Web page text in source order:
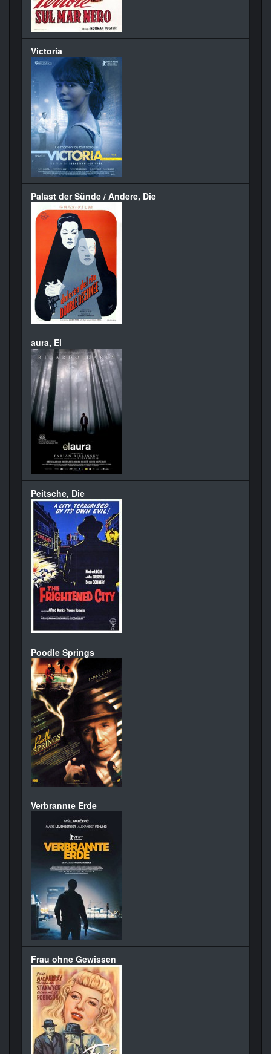
Victoria
Palast der Sünde / Andere, Die
aura, El
Peitsche, Die
Poodle Springs
Verbrannte Erde
Frau ohne Gewissen